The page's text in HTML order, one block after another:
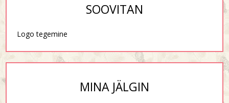
SOOVITAN
Logo tegemine
MINA JÄLGIN